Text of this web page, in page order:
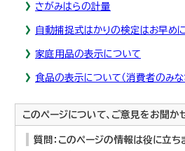
さがみはらの計量
自動捕捉式はかりの検定はお早めに
家庭用品の表示について
食品の表示について（消費者のみな
このページについて、ご意見をお聞か
質問：このページの情報は役に立ち